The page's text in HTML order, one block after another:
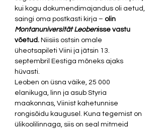
kui kogu dokumendimajandus oli aetud,
saingi oma postkasti kirja – olin
Montanuniversität Leobenisse vastu
võetud. Niisiis ostsin omale
üheotsapileti Viini ja jätsin 13.
septembril Eestiga mõneks ajaks
hüvasti.
Leoben on üsna väike, 25 000
elanikuga, linn ja asub Styria
maakonnas, Viinist kahetunnise
rongisõidu kaugusel. Kuna tegemist on
ülikoolilinnaga, siis on seal mitmeid